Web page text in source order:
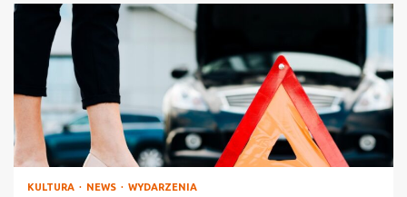
KULTURA NEWS WYDARZENIA